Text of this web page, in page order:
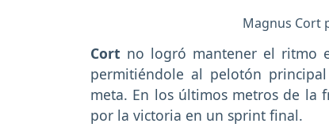
Magnus Cort
Cort no logró mantener el ritmo
permitiéndole al pelotón
meta. En los últimos metros de la
por la victoria en un sprint final.